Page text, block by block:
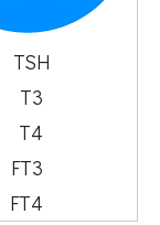
TSH
T3
T4
FT3
FT4